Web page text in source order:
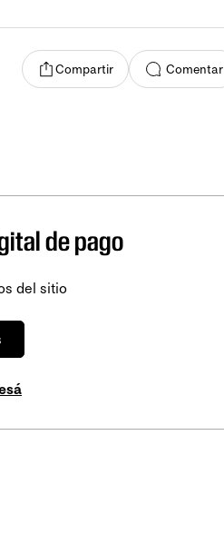
Compartir Comentar
de pago
del sitio